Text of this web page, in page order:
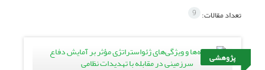
تعداد مقالات: 9
پژوهشی